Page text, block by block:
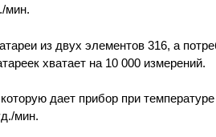
мин.
из двух элементов 316, а
хватает на 10 000 измерений.
дает прибор при
мин.